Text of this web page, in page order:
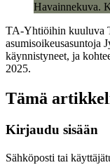
Havainnekuva.
TA-Yhtiöihin kuuluva
asumisoikeusasuntoja
käynnistyneet, ja
2025.
Tämä
Kirjaudu sisään
Sähköposti tai